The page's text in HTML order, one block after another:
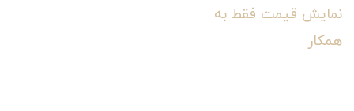
نمایش قیمت فقط به
همکار